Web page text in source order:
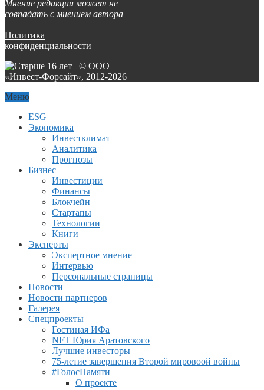
Мнение редакции может не
совпадать с мнением автора
Политика
конфиденциальности
© ООО
«Инвест-Форсайт», 2012-2026
Меню
ESG
Экономика
Инвестклимат
Аналитика
Прогнозы
Бизнес
Инвестиции
Финансы
Блокчейн
Стартапы
Технологии
Книги
Эксперты
Экспертное мнение
Интервью
Персональные страницы
Новости
Новости партнеров
Галерея
Спецпроекты
Гостиная ИФа
NFT Юрия Аратовского
Лучшие инвесторы
75-летие завершения Второй мировоой войны
#ГолосПамяти
О проекте